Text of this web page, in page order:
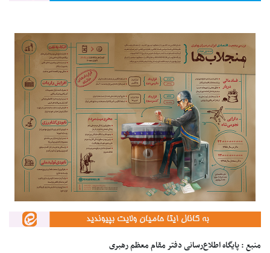
منبع : پایگاه اطلاع‌رسانی دفتر مقام معظم رهبری